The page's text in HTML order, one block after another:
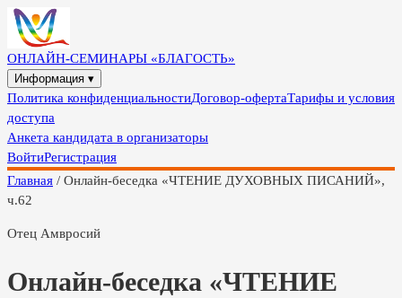
ОНЛАЙН-СЕМИНАРЫ «БЛАГОСТЬ»
Информация ▾
Политика конфиденциальностиДоговор-офертаТарифы и условия
доступа
Анкета кандидата в организаторы
ВойтиРегистрация
Главная / Онлайн-беседка «ЧТЕНИЕ ДУХОВНЫХ ПИСАНИЙ»,
ч.62
Отец Амвросий
Онлайн-беседка «ЧТЕНИЕ